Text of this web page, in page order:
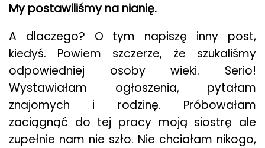
My postawiliśmy na nianię.
A dlaczego? O tym napiszę inny post,
kiedyś. Powiem szczerze, że szukaliśmy
odpowiedniej osoby wieki. Serio!
Wystawiałam ogłoszenia, pytałam
znajomych i rodzinę. Próbowałam
zaciągnąć do tej pracy moją siostrę ale
zupełnie nam nie szło. Nie chciałam nikogo,